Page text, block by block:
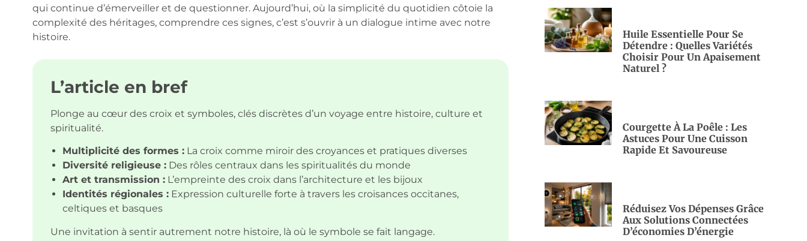
qui continue d’émerveiller et de questionner. Aujourd’hui, où la simplicité du quotidien côtoie la
complexité des héritages, comprendre ces signes, c’est s’ouvrir à un dialogue intime avec notre
histoire.
L’article en bref
Plonge au cœur des croix et symboles, clés discrètes d’un voyage entre histoire, culture et
spiritualité.
Multiplicité des formes :La croix comme miroir des croyances et pratiques diverses
Diversité religieuse :Des rôles centraux dans les spiritualités du monde
Art et transmission :L’empreinte des croix dans l’architecture et les bijoux
Identités régionales :Expression culturelle forte à travers les croisances occitanes,
celtiques et basques
Une invitation à sentir autrement notre histoire, là où le symbole se fait langage.
Huile Essentielle Pour Se
Détendre : Quelles Variétés
Choisir Pour Un Apaisement
Naturel ?
Courgette À La Poêle : Les
Astuces Pour Une Cuisson
Rapide Et Savoureuse
Réduisez Vos Dépenses Grâce
Aux Solutions Connectées
D’économies D’énergie